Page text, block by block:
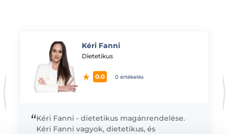
Kéri Fanni
Dietetikus
0.0 0 értékelés
“Kéri Fanni - dietetikus magánrendelése.
Kéri Fanni vagyok, dietetikus, és